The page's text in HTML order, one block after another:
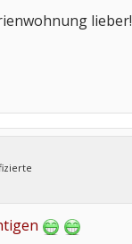
lieber!